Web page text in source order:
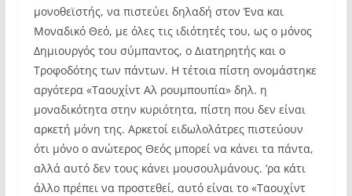
μονοθεϊστής, να πιστεύει δηλαδή στον Ένα και
Μοναδικό Θεό, με όλες τις ιδιότητές του, ως ο μόνος
Δημιουργός του σύμπαντος, ο Διατηρητής και ο
Τροφοδότης των πάντων. Η τέτοια πίστη ονομάστηκε
αργότερα «Ταουχίντ Αλ ρουμπουπία» δηλ. η
μοναδικότητα στην κυριότητα, πίστη που δεν είναι
αρκετή μόνη της. Αρκετοί ειδωλολάτρες πιστεύουν
ότι μόνο ο ανώτερος Θεός μπορεί να κάνει τα πάντα,
αλλά αυτό δεν τους κάνει μουσουλμάνους. ’ρα κάτι
άλλο πρέπει να προστεθεί, αυτό είναι το «Ταουχίντ 